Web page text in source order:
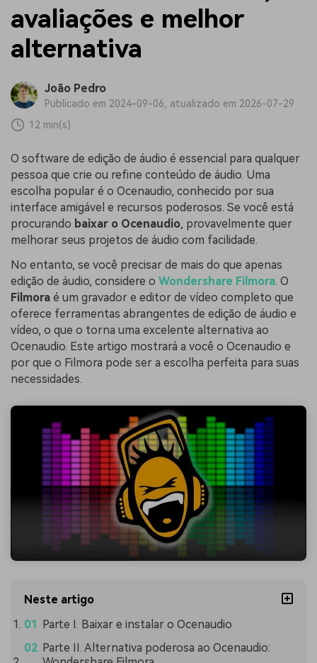
avaliações e melhor
alternativa
João Pedro
Publicado em 2024-09-06, atualizado em 2026-07-29
12 min(s)
O software de edição de áudio é essencial para qualquer
pessoa que crie ou refine conteúdo de áudio. Uma
escolha popular é o Ocenaudio, conhecido por sua
interface amigável e recursos poderosos. Se você está
procurando baixar o Ocenaudio, provavelmente quer
melhorar seus projetos de áudio com facilidade.
No entanto, se você precisar de mais do que apenas
edição de áudio, considere o Wondershare Filmora. O
Filmora é um gravador e editor de vídeo completo que
oferece ferramentas abrangentes de edição de áudio e
vídeo, o que o torna uma excelente alternativa ao
Ocenaudio. Este artigo mostrará a você o Ocenaudio e
por que o Filmora pode ser a escolha perfeita para suas
necessidades.
Neste artigo
Parte I. Baixar e instalar o Ocenaudio
Parte II. Alternativa poderosa ao Ocenaudio: